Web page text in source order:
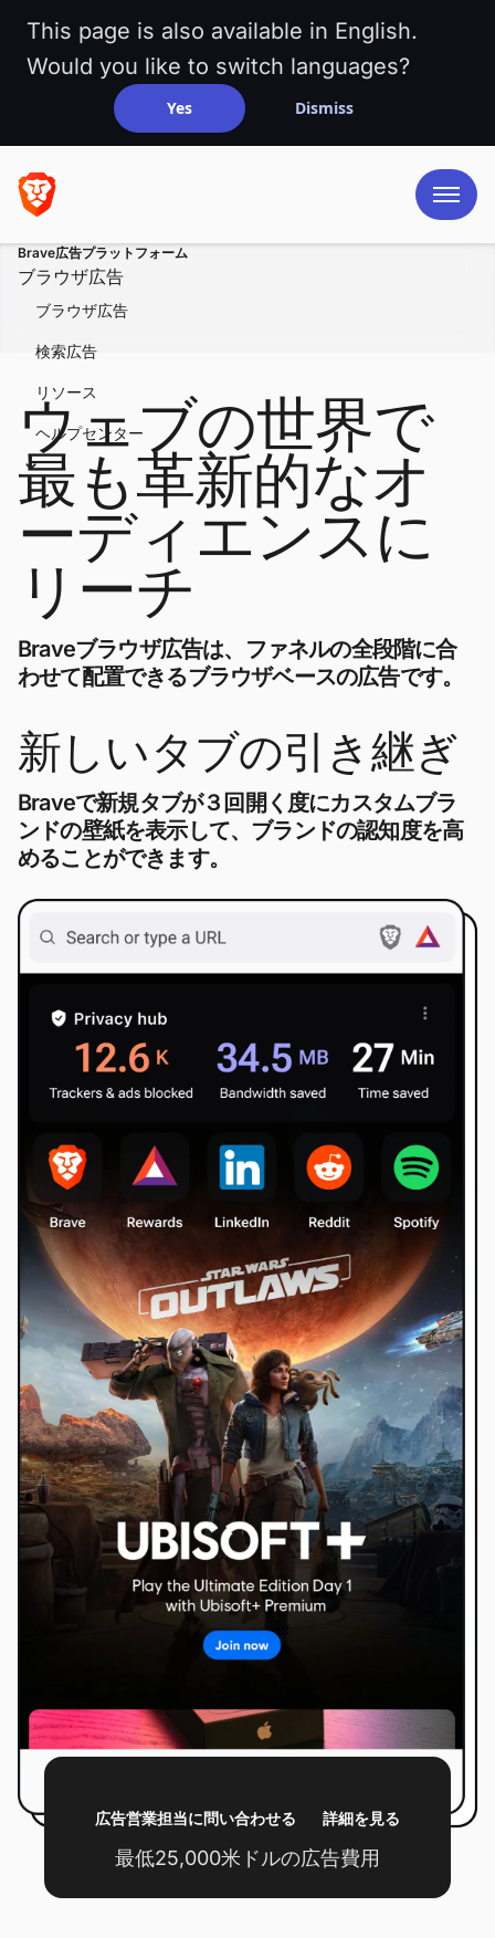
This page is also available in English.
Would you like to switch languages?
Yes Dismiss
Brave広告プラットフォーム
ブラウザ広告
ブラウザ広告
検索広告
リソース
ヘルプセンター
ウェブの世界で
最も革新的なオ
ーディエンスに
リーチ
Braveブラウザ広告は、ファネルの全段階に合
わせて配置できるブラウザベースの広告です。
新しいタブの引き継ぎ
Braveで新規タブが３回開く度にカスタムブラ
ンドの壁紙を表示して、ブランドの認知度を高
めることができます。
広告営業担当に問い合わせる 詳細を見る
最低25,000米ドルの広告費用